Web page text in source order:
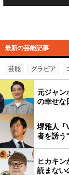
最新の芸能記事
芸能 グラビア
元ジャン
の幸せな
堺雅人「
者を誘う
ヒカキ
読まない